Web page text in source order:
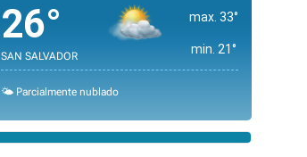
26°
SAN SALVADOR
max. 33°
min. 21°
🌤️ Parcialmente nublado